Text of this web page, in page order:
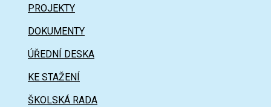
PROJEKTY
DOKUMENTY
ÚŘEDNÍ DESKA
KE STAŽENÍ
ŠKOLSKÁ RADA